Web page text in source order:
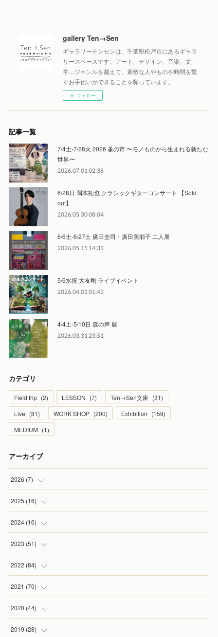
gallery Ten→Sen
ギャラリーテンセンは、千葉県松戸市にあるギャラ
リースペースです。アート、デザイン、音楽、文
学…ジャンルを越えて、素敵な人やものや時間を繋
ぐお手伝いができることを願っています。
フォロー
記事一覧
7/4土-7/28火 2026 蚤の市 〜モノものから生まれる新たな
世界〜
2026.07.01 02:38
6/28日 岡本拓也 クラシックギターコンサート 【Sold
out】
2026.05.30 08:04
6/6土-6/27土 廣田圭司・廣田美耶子 二人展
2026.05.15 14:33
5/6水祝 大友剛 ライブイベント
2026.04.01 01:43
4/4土-5/10日 森の声 展
2026.03.31 23:51
カテゴリ
Field trip (2) LESSON (7) Ten→Sen文庫 (31)
Live (81) WORK SHOP (200) Exhibition (159)
MEDIUM (1)
アーカイブ
2026 (7)
(1
(2
(2
(1
2025 (16)
(2
(1
(2
(1
2024 (16)
(3
(2
(3
(1
2023 (51)
(1
(4
(6
(5
2022 (84)
(9
(2
(6
2021 (70)
(10 )
(4
2020 (44)
(5
2019 (28)